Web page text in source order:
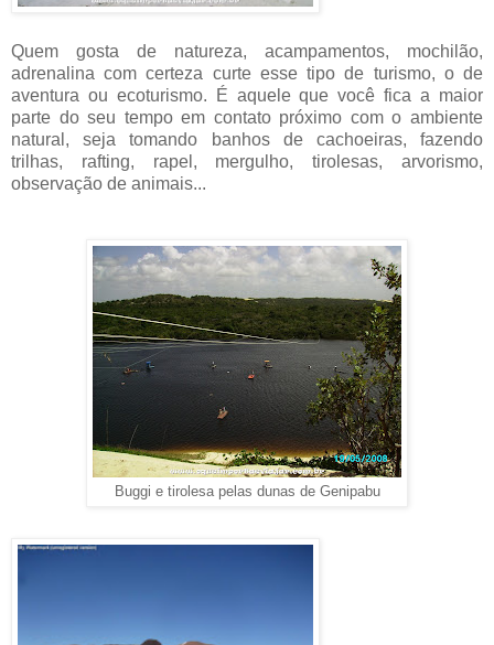
Quem gosta de natureza, acampamentos, mochilão,
adrenalina com certeza curte esse tipo de turismo, o de
aventura ou ecoturismo. É aquele que você fica a maior
parte do seu tempo em contato próximo com o ambiente
natural, seja tomando banhos de cachoeiras, fazendo
trilhas, rafting, rapel, mergulho, tirolesas, arvorismo,
observação de animais...
Buggi e tirolesa pelas dunas de Genipabu